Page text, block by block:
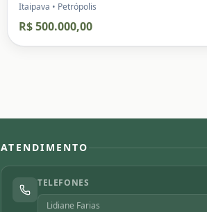
Itaipava • Petrópolis
R$ 500.000,00
ATENDIMENTO
TELEFONES
Lidiane Farias